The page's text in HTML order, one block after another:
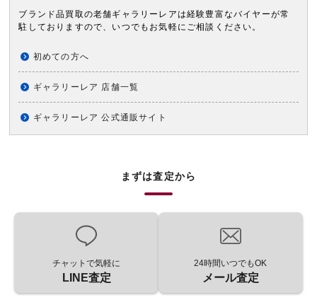
ブランド品買取の老舗ギャラリーレアは経験豊富なバイヤーが常
駐しておりますので、いつでもお気軽にご相談ください。
初めての方へ
ギャラリーレア 店舗一覧
ギャラリーレア 公式通販サイト
まずは査定から
チャットで気軽に
LINE査定
24時間いつでもOK
メール査定